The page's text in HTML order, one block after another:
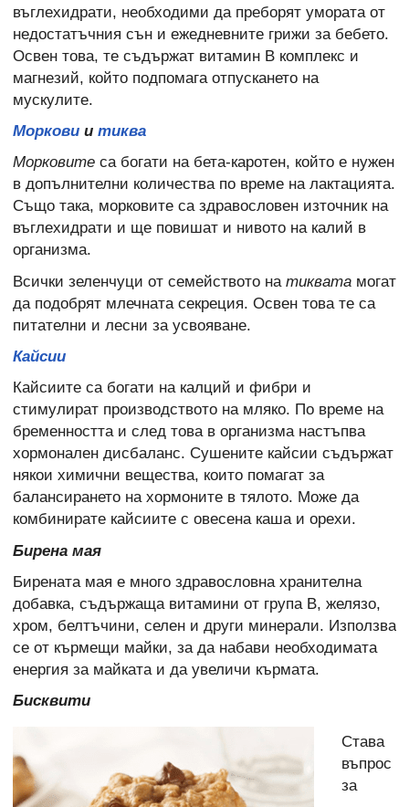
въглехидрати, необходими да преборят умората от
недостатъчния сън и ежедневните грижи за бебето.
Освен това, те съдържат витамин В комплекс и
магнезий, който подпомага отпускането на
мускулите.
Моркови и тиква
Морковите са богати на бета-каротен, който е нужен
в допълнителни количества по време на лактацията.
Също така, морковите са здравословен източник на
въглехидрати и ще повишат и нивото на калий в
организма.
Всички зеленчуци от семейството на тиквата могат
да подобрят млечната секреция. Освен това те са
питателни и лесни за усвояване.
Кайсии
Кайсиите са богати на калций и фибри и
стимулират производството на мляко. По време на
бременността и след това в организма настъпва
хормонален дисбаланс. Сушените кайсии съдържат
някои химични вещества, които помагат за
балансирането на хормоните в тялото. Може да
комбинирате кайсиите с овесена каша и орехи.
Бирена мая
Бирената мая е много здравословна хранителна
добавка, съдържаща витамини от група В, желязо,
хром, белтъчини, селен и други минерали. Използва
се от кърмещи майки, за да набави необходимата
енергия за майката и да увеличи кърмата.
Бисквити
Става
въпрос
за